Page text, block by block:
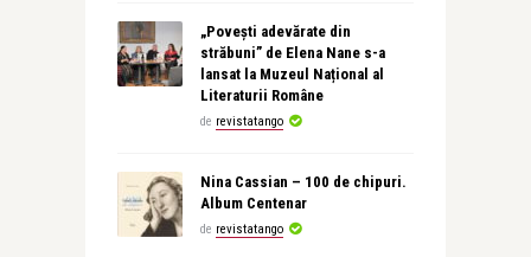
„Povești adevărate din
străbuni” de Elena Nane s-a
lansat la Muzeul Național al
Literaturii Române
de revistatango
Nina Cassian – 100 de chipuri.
Album Centenar
de revistatango